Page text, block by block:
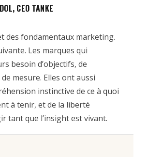
CEO TANKE
des fondamentaux marketing.
Les marques qui
besoin d’objectifs, de
mesure. Elles ont aussi
instinctive de ce à quoi
à tenir, et de la liberté
tant que l’insight est vivant.